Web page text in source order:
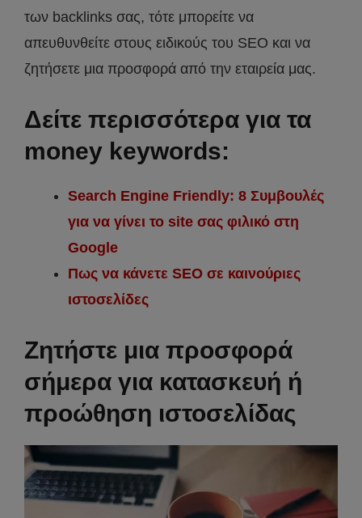
των backlinks σας, τότε μπορείτε να
απευθυνθείτε στους ειδικούς του SEO και να
ζητήσετε μια προσφορά από την εταιρεία μας.
Δείτε περισσότερα για τα
money keywords:
Search Engine Friendly: 8 Συμβουλές
για να γίνει το site σας φιλικό στη
Google
Πως να κάνετε SEO σε καινούριες
ιστοσελίδες
Ζητήστε μια προσφορά
σήμερα για κατασκευή ή
προώθηση ιστοσελίδας